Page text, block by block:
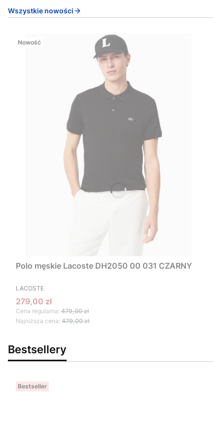
Wszystkie nowości
Nowość
Polo męskie Lacoste DH2050 00 031 CZARNY
PRODUCENT
LACOSTE
Cena promocyjna
279,00 zł
Cena regularna: 479,00 zł
Najniższa cena: 479,00 zł
Bestsellery
Bestseller